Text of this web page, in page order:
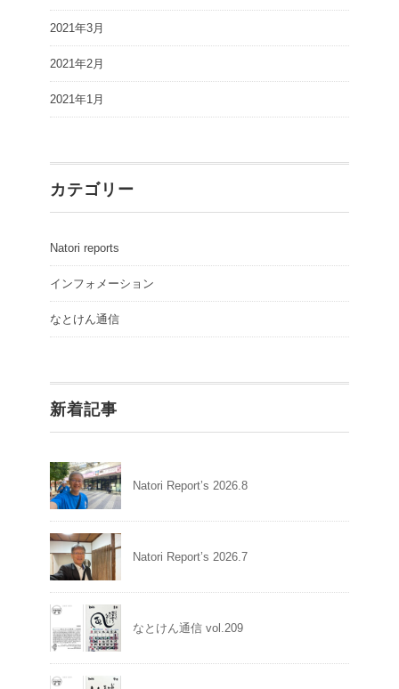
2021年3月
2021年2月
2021年1月
カテゴリー
Natori reports
インフォメーション
なとけん通信
新着記事
Natori Report’s 2026.8
Natori Report’s 2026.7
なとけん通信 vol.209